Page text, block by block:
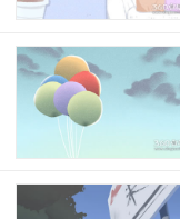
绩；5月，其与
匠》开机，杨幂
族梦想，并以匠
《扶摇》上星播